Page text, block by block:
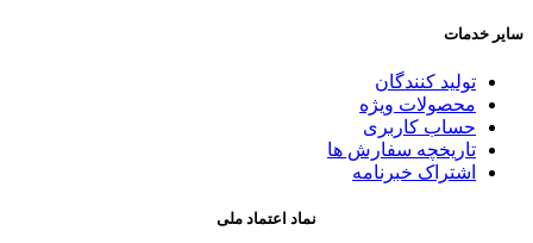
سایر خدمات
تولید کنندگان
محصولات ویژه
حساب کاربری
تاریخچه سفارش ها
اشتراک خبرنامه
نماد اعتماد ملی